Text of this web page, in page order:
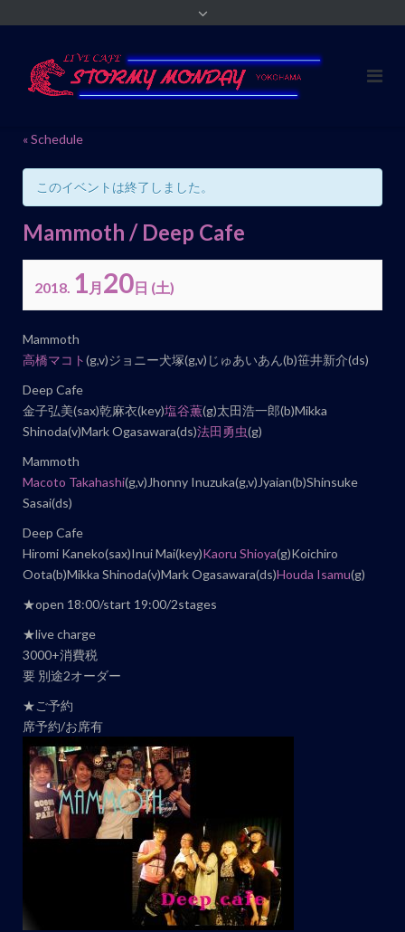
« Schedule
このイベントは終了しました。
Mammoth / Deep Cafe
2018. 1 月 20日 (土)
イ
ベ
ン
ト
ナ
ビ
ゲ
ー
シ
ョ
ン
Mammoth
高橋マコト(g,v)ジョニー犬塚(g,v)じゅあいあん(b)笹井新介(ds)
Deep Cafe
金子弘美(sax)乾麻衣(key)塩谷薫(g)太田浩一郎(b)Mikka
Shinoda(v)Mark Ogasawara(ds)法田勇虫(g)
Mammoth
Macoto Takahashi(g,v)Jhonny Inuzuka(g,v)Jyaian(b)Shinsuke
Sasai(ds)
Deep Cafe
Hiromi Kaneko(sax)Inui Mai(key)Kaoru Shioya(g)Koichiro
Oota(b)Mikka Shinoda(v)Mark Ogasawara(ds)Houda Isamu(g)
★open 18:00/start 19:00/2stages
★live charge
3000+消費税
要 別途2オーダー
★ご予約
席予約/お席有